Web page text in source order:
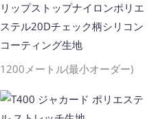
リップストップナイロンポリエ
ステル20Dチェック柄シリコン
コーティング生地
1200メートル(最小オーダー)